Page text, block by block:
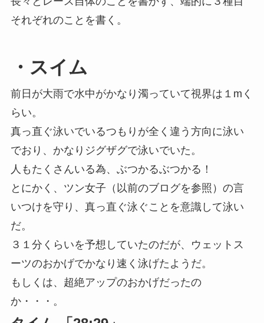
それぞれのことを書く。
・スイム
前日が大雨で水中がかなり濁っていて視界は１mく
らい。
真っ直ぐ泳いでいるつもりが全く違う方向に泳い
でおり、かなりジグザグで泳いでいた。
人もたくさんいる為、ぶつかるぶつかる！
とにかく、ツン女子（以前のブログを参照）の言
いつけを守り、真っ直ぐ泳ぐことを意識して泳い
だ。
３１分くらいを予想していたのだが、ウェットス
ーツのおかげでかなり速く泳げたようだ。
もしくは、超絶アップのおかげだったの
か・・・。